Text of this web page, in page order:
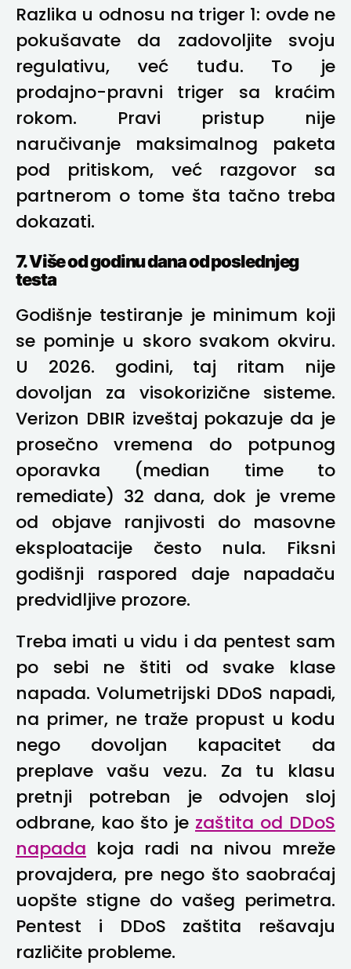
Razlika u odnosu na triger 1: ovde ne
pokušavate da zadovoljite svoju
regulativu, već tuđu. To je
prodajno-pravni triger sa kraćim
rokom. Pravi pristup nije
naručivanje maksimalnog paketa
pod pritiskom, već razgovor sa
partnerom o tome šta tačno treba
dokazati.
7. Više od godinu dana od poslednjeg
testa
Godišnje testiranje je minimum koji
se pominje u skoro svakom okviru.
U 2026. godini, taj ritam nije
dovoljan za visokorizične sisteme.
Verizon DBIR izveštaj pokazuje da je
prosečno vremena do potpunog
oporavka (median time to
remediate) 32 dana, dok je vreme
od objave ranjivosti do masovne
eksploatacije često nula. Fiksni
godišnji raspored daje napadaču
predvidljive prozore.
Treba imati u vidu i da pentest sam
po sebi ne štiti od svake klase
napada. Volumetrijski DDoS napadi,
na primer, ne traže propust u kodu
nego dovoljan kapacitet da
preplave vašu vezu. Za tu klasu
pretnji potreban je odvojen sloj
odbrane, kao što je zaštita od DDoS
napada koja radi na nivou mreže
provajdera, pre nego što saobraćaj
uopšte stigne do vašeg perimetra.
Pentest i DDoS zaštita rešavaju
različite probleme.